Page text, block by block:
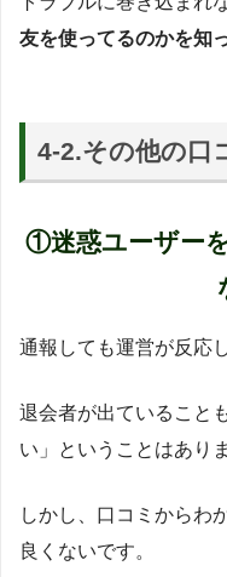
友を使ってるのかを知
4-2.その他の口
①迷惑ユーザー
通報しても運営が反応
退会者が出ていること
い」ということはあり
しかし、口コミからわ
良くないです。